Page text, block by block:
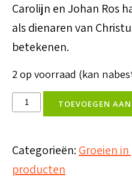
Carolijn en Johan Ros
als dienaren van
betekenen.
2 op voorraad (kan
Vervlogen
dromen
beloften
aantal
TOEVOEGEN
Categorieën: Groeien
producten